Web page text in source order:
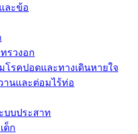
ละข้อ
รวงอก
โรคปอดและทางเดินหายใจ
านและต่อมไร้ท่อ
บบประสาท
ด็ก